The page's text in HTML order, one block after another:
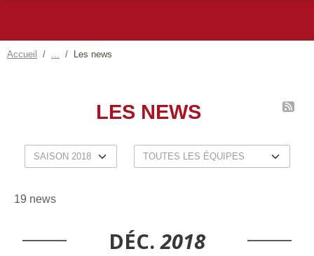
Accueil Les news
LES NEWS
19 news
DÉC. 2018